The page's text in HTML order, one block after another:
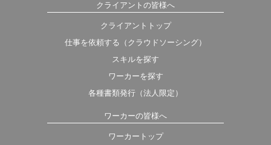
クライアントの皆様へ
クライアントトップ
仕事を依頼する（クラウドソーシング）
スキルを探す
ワーカーを探す
各種書類発行（法人限定）
ワーカーの皆様へ
ワーカートップ